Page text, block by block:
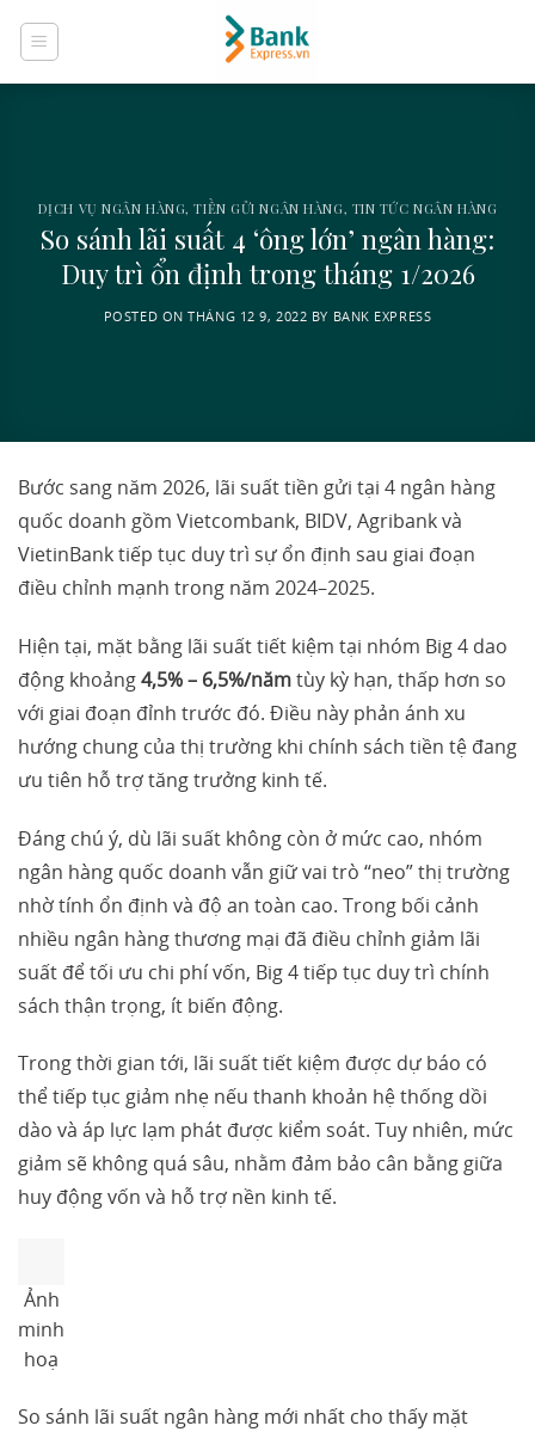
DỊCH VỤ NGÂN HÀNG,TIỀN GỬI NGÂN HÀNG, TIN TỨC NGÂN HÀNG
So sánh lãi suất 4 ‘ông lớn’ ngân hàng:
Duy trì ổn định trong tháng 1/2026
POSTED ONTHÁNG 12 9, 2022 BY BANK EXPRESS
Bước sang năm 2026, lãi suất tiền gửi tại 4 ngân hàng
quốc doanh gồm Vietcombank, BIDV, Agribank và
VietinBank tiếp tục duy trì sự ổn định sau giai đoạn
điều chỉnh mạnh trong năm 2024–2025.
Hiện tại, mặt bằng lãi suất tiết kiệm tại nhóm Big 4 dao
động khoảng4,5% – 6,5%/nămtùy kỳ hạn, thấp hơn so
với giai đoạn đỉnh trước đó. Điều này phản ánh xu
hướng chung của thị trường khi chính sách tiền tệ đang
ưu tiên hỗ trợ tăng trưởng kinh tế.
Đáng chú ý, dù lãi suất không còn ở mức cao, nhóm
ngân hàng quốc doanh vẫn giữ vai trò “neo” thị trường
nhờ tính ổn định và độ an toàn cao. Trong bối cảnh
nhiều ngân hàng thương mại đã điều chỉnh giảm lãi
suất để tối ưu chi phí vốn, Big 4 tiếp tục duy trì chính
sách thận trọng, ít biến động.
Trong thời gian tới, lãi suất tiết kiệm được dự báo có
thể tiếp tục giảm nhẹ nếu thanh khoản hệ thống dồi
dào và áp lực lạm phát được kiểm soát. Tuy nhiên, mức
giảm sẽ không quá sâu, nhằm đảm bảo cân bằng giữa
huy động vốn và hỗ trợ nền kinh tế.
Ảnh
minh
hoạ
So sánh lãi suất ngân hàng mới nhất cho thấy mặt